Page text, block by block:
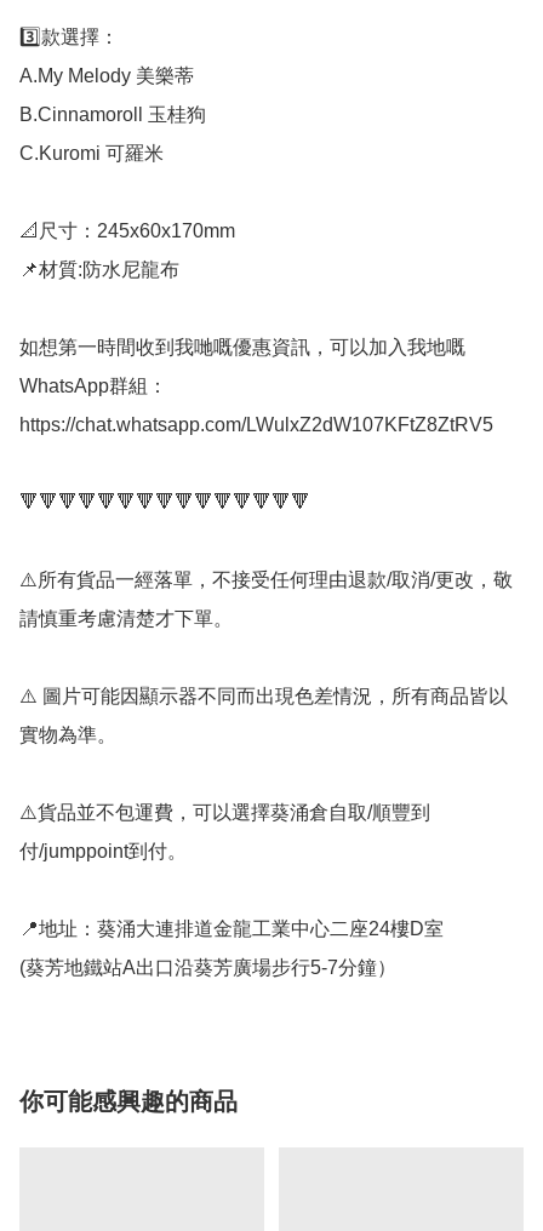
3️⃣款選擇：
A.My Melody 美樂蒂
B.Cinnamoroll 玉桂狗
C.Kuromi 可羅米
📐尺寸：245x60x170mm
📌材質:防水尼龍布
如想第一時間收到我哋嘅優惠資訊，可以加入我地嘅
WhatsApp群組：
https://chat.whatsapp.com/LWulxZ2dW107KFtZ8ZtRV5
🔻🔻🔻🔻🔻🔻🔻🔻🔻🔻🔻🔻🔻🔻🔻
⚠️所有貨品一經落單，不接受任何理由退款/取消/更改，敬
請慎重考慮清楚才下單。
⚠️ 圖片可能因顯示器不同而出現色差情況，所有商品皆以
實物為準。
⚠️貨品並不包運費，可以選擇葵涌倉自取/順豐到
付/jumppoint到付。
📍地址：葵涌大連排道金龍工業中心二座24樓D室
(葵芳地鐵站A出口沿葵芳廣場步行5-7分鐘）
你可能感興趣的商品